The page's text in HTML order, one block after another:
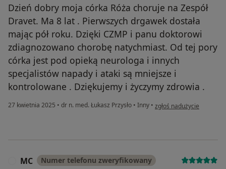
Dzień dobry moja córka Róża choruje na Zespół
Dravet. Ma 8 lat . Pierwszych drgawek dostała
mając pół roku. Dzięki CZMP i panu doktorowi
zdiagnozowano chorobę natychmiast. Od tej pory
córka jest pod opieką neurologa i innych
specjalistów napady i ataki są mniejsze i
kontrolowane . Dziękujemy i życzymy zdrowia .
27 kwietnia 2025 • dr n. med. Łukasz Przysło • Inny • w opinii użytkownika
zgłoś nadużycie
MC Numer telefonu zweryfikowany